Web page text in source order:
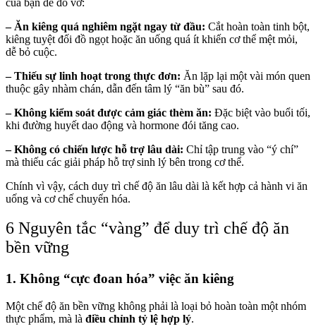
– Ăn kiêng quá nghiêm ngặt ngay từ đầu: Cắt hoàn toàn tinh bột,
kiêng tuyệt đối đồ ngọt hoặc ăn uống quá ít khiến cơ thể mệt mỏi,
dễ bỏ cuộc.
– Thiếu sự linh hoạt trong thực đơn: Ăn lặp lại một vài món quen
thuộc gây nhàm chán, dẫn đến tâm lý “ăn bù” sau đó.
– Không kiểm soát được cảm giác thèm ăn: Đặc biệt vào buổi tối,
khi đường huyết dao động và hormone đói tăng cao.
– Không có chiến lược hỗ trợ lâu dài: Chỉ tập trung vào “ý chí”
mà thiếu các giải pháp hỗ trợ sinh lý bên trong cơ thể.
Chính vì vậy, cách duy trì chế độ ăn lâu dài là kết hợp cả hành vi ăn
uống và cơ chế chuyển hóa.
6 Nguyên tắc “vàng” để duy trì chế độ ăn
bền vững
1. Không “cực đoan hóa” việc ăn kiêng
Một chế độ ăn bền vững không phải là loại bỏ hoàn toàn một nhóm
thực phẩm, mà là điều chỉnh tỷ lệ hợp lý.